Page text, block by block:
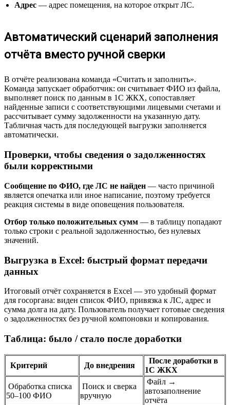
Адрес — адрес помещения, на которое открыт ЛС.
Автоматический сценарий заполнения
отчёта вместо ручной сверки
В отчёте реализована команда «Считать и заполнить».
Команда запускает обработчик: он считывает ФИО из файла,
выполняет поиск по данным в 1С ЖКХ, сопоставляет
найденные записи с соответствующими лицевыми счетами и
рассчитывает сумму задолженности на указанную дату.
Табличная часть для последующей выгрузки заполняется
автоматически.
Проверки, чтобы сведения о задолженностях
были корректными
Сообщение по ФИО, где ЛС не найден — часто причиной
является опечатка или иное написание, поэтому требуется
реакция системы в виде оповещения пользователя.
Отбор только положительных сумм — в таблицу попадают
только строки с реальной задолженностью, без нулевых
значений.
Выгрузка в Excel: быстрый формат передачи
данных
Итоговый отчёт сохраняется в Excel — это удобный формат
для госоргана: виден список ФИО, привязка к ЛС, адрес и
сумма долга на дату. Пользователь получает готовые сведения
о задолженностях без ручной компоновки и копирования.
Таблица: было / стало после доработки
Критерий До внедрения
После доработки в
1С ЖКХ
Обработка списка
50–100 ФИО
Поиск и сверка
вручную
Файл →
автозаполнение
отчёта